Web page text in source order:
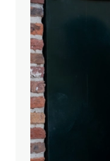
De badkamer is
met neutrale
ligbad, wastafel,
wasmachine.
Bijzonderheden:
- Energielabel B
- De grond is